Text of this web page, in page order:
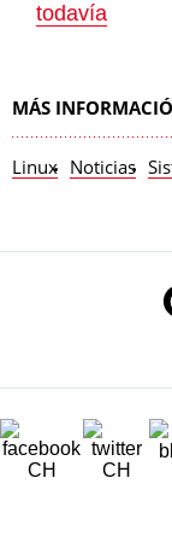
todavía
MÁS
Linux Noticias